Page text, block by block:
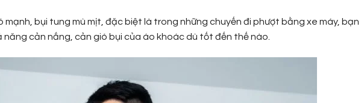
mạnh, bụi tung mù mịt, đặc biệt là trong những chuyến đi phượt bằng xe máy, bạn
năng cản nắng, cản gió bụi của áo khoác dù tốt đến thế nào.